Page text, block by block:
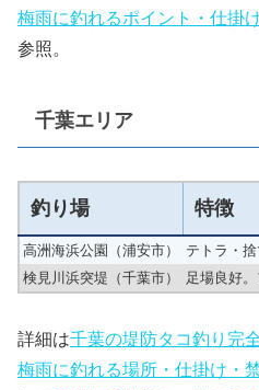
梅雨に釣れるポイント・仕掛
参照。
千葉エリア
釣り場 特徴
高洲海浜公園（浦安市） テトラ・
検見川浜突堤（千葉市）
足場良好
詳細は千葉の堤防タコ釣り完
梅雨に釣れる場所・仕掛け・